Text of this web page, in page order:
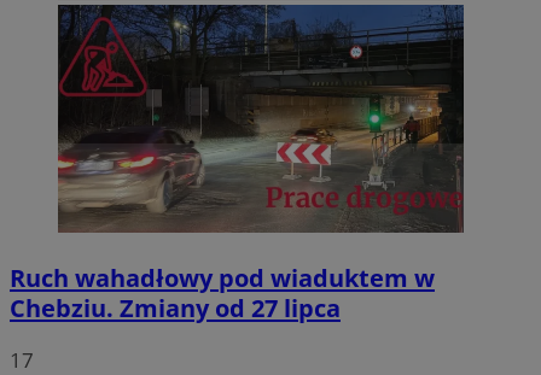
Ruch wahadłowy pod wiaduktem w
Chebziu. Zmiany od 27 lipca
17